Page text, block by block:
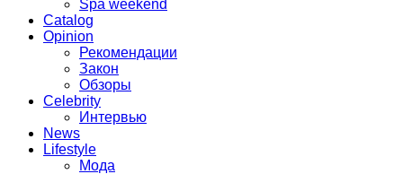
Spa weekend
Catalog
Opinion
Рекомендации
Закон
Обзоры
Celebrity
Интервью
News
Lifestyle
Мода